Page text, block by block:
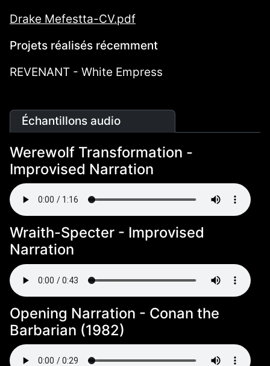
Drake Mefestta-CV.pdf
Projets réalisés récemment
REVENANT - White Empress
Échantillons audio
Werewolf Transformation -
Improvised Narration
Wraith-Specter - Improvised
Narration
Opening Narration - Conan the
Barbarian (1982)